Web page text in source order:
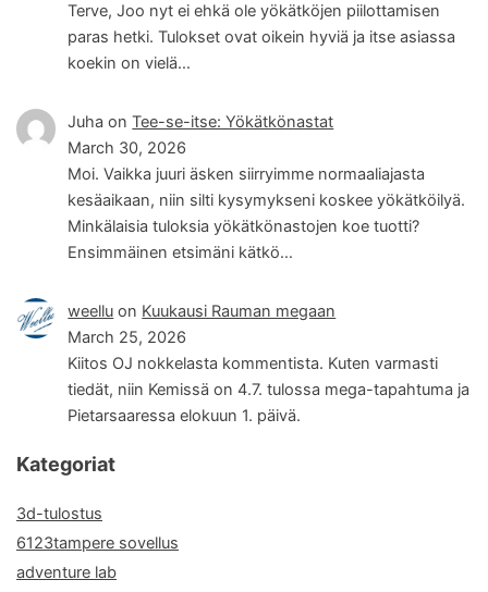
Terve, Joo nyt ei ehkä ole yökätköjen piilottamisen
paras hetki. Tulokset ovat oikein hyviä ja itse asiassa
koekin on vielä…
Juha onTee-se-itse: Yökätkönastat
March 30, 2026
Moi. Vaikka juuri äsken siirryimme normaaliajasta
kesäaikaan, niin silti kysymykseni koskee yökätköilyä.
Minkälaisia tuloksia yökätkönastojen koe tuotti?
Ensimmäinen etsimäni kätkö…
weellu on Kuukausi Rauman megaan
March 25, 2026
Kiitos OJ nokkelasta kommentista. Kuten varmasti
tiedät, niin Kemissä on 4.7. tulossa mega-tapahtuma ja
Pietarsaaressa elokuun 1. päivä.
Kategoriat
3d-tulostus
6123tampere sovellus
adventure lab